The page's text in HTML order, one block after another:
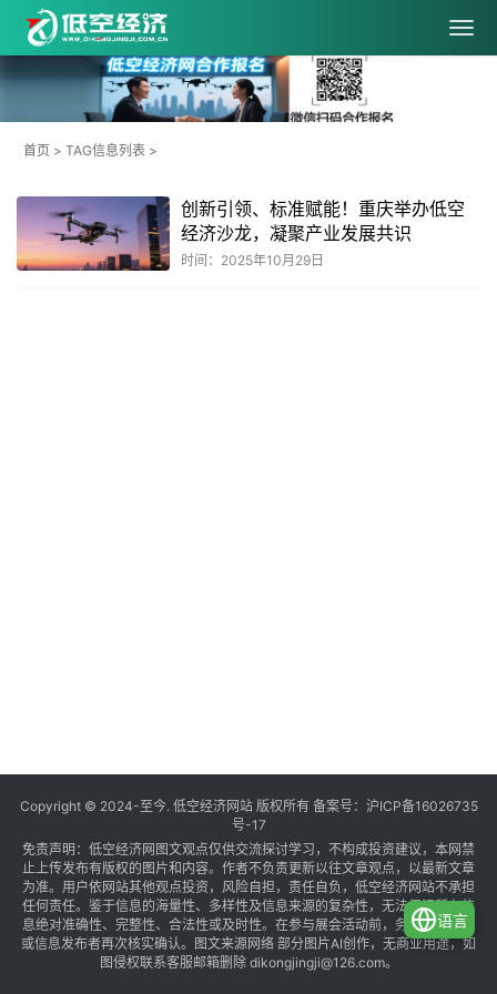
首页 > TAG信息列表 >
创新引领、标准赋能！重庆举办低空
经济沙龙，凝聚产业发展共识
时间：2025年10月29日
Copyright © 2024-至今. 低空经济网站 版权所有 备案号： 沪ICP备16026735
号-17
免责声明：低空经济网图文观点仅供交流探讨学习，不构成投资建议，本网禁
止上传发布有版权的图片和内容。作者不负责更新以往文章观点，以最新文章
为准。用户依网站其他观点投资，风险自担，责任自负，低空经济网站不承担
任何责任。鉴于信息的海量性、多样性及信息来源的复杂性，无法保证所有信
息绝对准确性、完整性、合法性或及时性。在参与展会活动前，务必与组织方
或信息发布者再次核实确认。图文来源网络 部分图片AI创作，无商业用途，如
图侵权联系客服邮箱删除 dikongjingji@126.com。
语言